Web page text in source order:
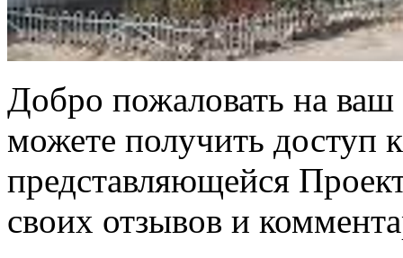
Добро пожаловать на
можете получить доступ
представляющейся
своих отзывов и